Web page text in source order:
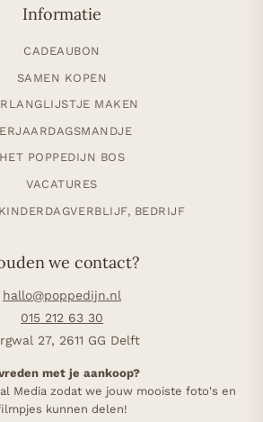
Informatie
CADEAUBON
SAMEN KOPEN
MAKEN
HET POPPEDIJN BOS
VACATURES
BEDRIJF
we contact?
hallo@poppedijn.nl
015 212 63 30
27, 2611 GG Delft
met je aankoop?
Media zodat we jouw mooiste foto's en
kunnen delen!